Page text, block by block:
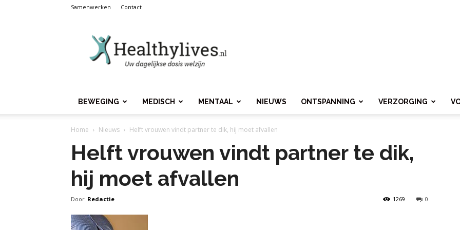
Samenwerken Contact
BEWEGING MEDISCH MENTAAL NIEUWS ONTSPANNING VERZORGING
Home Nieuws Helft vrouwen vindt partner te dik, hij moet afvallen
Helft vrouwen vindt partner te dik,
hij moet afvallen
Door Redactie 0
1269